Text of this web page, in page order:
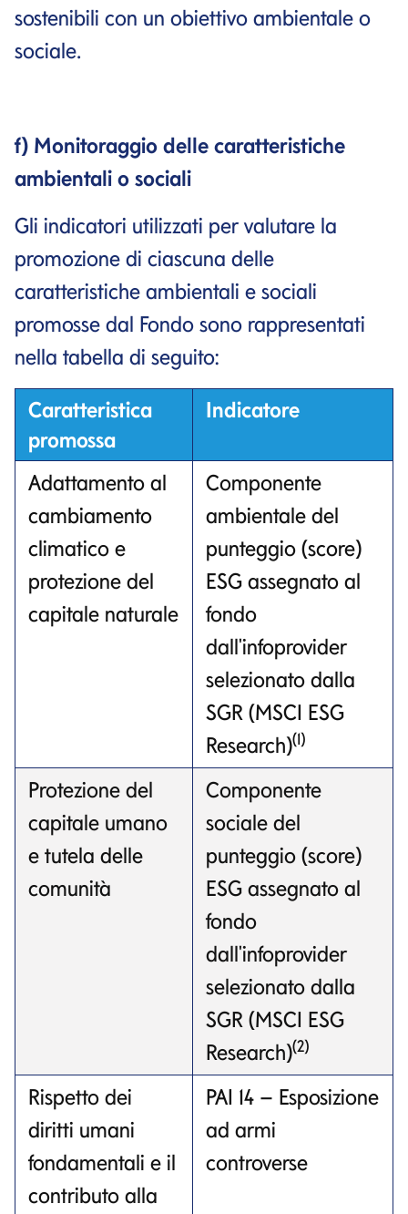
sostenibili con un obiettivo ambientale o
sociale.
f) Monitoraggio delle caratteristiche
ambientali o sociali
Gli indicatori utilizzati per valutare la
promozione di ciascuna delle
caratteristiche ambientali e sociali
promosse dal Fondo sono rappresentati
nella tabella di seguito:
Caratteristica
promossa
Indicatore
Adattamento al
cambiamento
climatico e
protezione del
capitale naturale
Componente
ambientale del
punteggio (score)
ESG assegnato al
fondo
dall'infoprovider
selezionato dalla
SGR (MSCI ESG
Research)(1)
Protezione del
capitale umano
e tutela delle
comunità
Componente
sociale del
punteggio (score)
ESG assegnato al
fondo
dall'infoprovider
selezionato dalla
SGR (MSCI ESG
Research)(2)
Rispetto dei
diritti umani
fondamentali e il
contributo alla
PAI 14 – Esposizione
ad armi
controverse